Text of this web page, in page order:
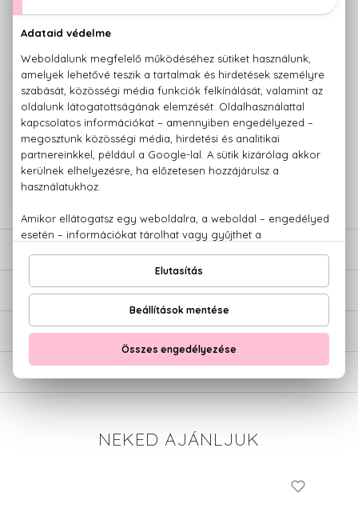
KAPCSOLÓDÓ TERMÉKEK
100% eredeti termékek,14 napos visszaküldési garanciával
Kérdésed van, elakadtál? Hívd ügyfélszolgálatunkat: +36 20
779 1926
ÉRTÉKELÉSEK (0)
SZÁLLÍTÁS
NEKED AJÁNLJUK